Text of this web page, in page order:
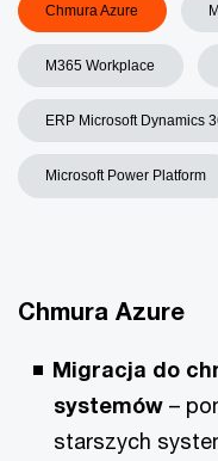
Chmura Azure
M365 Workplace
ERP Microsoft Dynamics
Microsoft Power Platform
Chmura Azure
Migracja do
systemów –
starszych